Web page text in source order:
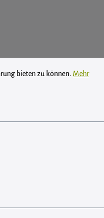
einverstanden.*
bieten zu können.
Mehr
bieten zu können. Mehr